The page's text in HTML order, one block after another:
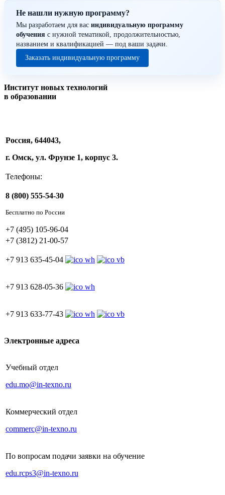
Не нашли нужную программу?
Мы разработаем для вас индивидуальную программу
обучения с нужной тематикой, продолжительностью,
названием и квалификацией — под ваши задачи.
Заказать индивидуальную программу
Институт новых технологий
в образовании
Россия, 644043,
г. Омск, ул. Фрунзе 1, корпус 3.
Телефоны:
8 (800) 555-54-30
Бесплатно по России
+7 (495) 105-96-04
+7 (3812) 21-00-57
+7 913 635-45-04
+7 913 628-05-36
+7 913 633-77-43
Электронные адреса
Учебный отдел
edu.mo@in-texno.ru
Коммерческий отдел
commerc@in-texno.ru
По вопросам подачи заявки на обучение
edu.rcps3@in-texno.ru